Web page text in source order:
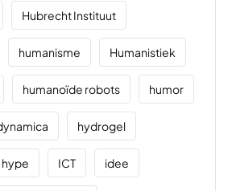
Hubrecht Instituut
humanisme Humanistiek
humanoïde robots humor
hydrogel
hype ICT idee